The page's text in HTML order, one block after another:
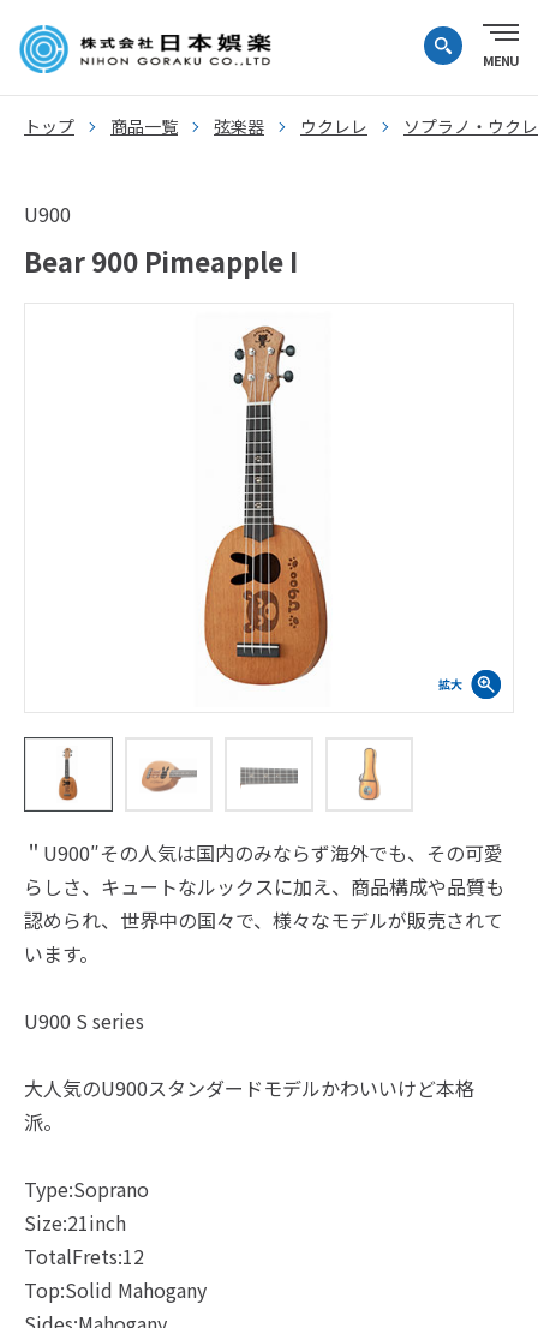
トップ 商品一覧 弦楽器 ウクレレ ソプラノ・ウク
U900
Bear 900 Pimeapple I
＂U900″その人気は国内のみならず海外でも、その可愛
らしさ、キュートなルックスに加え、商品構成や品質も
認められ、世界中の国々で、様々なモデルが販売されて
います。
U900 S series
大人気のU900スタンダードモデルかわいいけど本格
派。
Type:Soprano
Size:21inch
TotalFrets:12
Top:Solid Mahogany